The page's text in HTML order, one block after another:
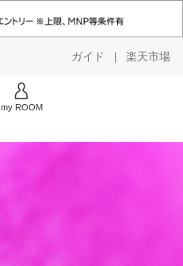
ガイド | 楽天市場
my ROOM